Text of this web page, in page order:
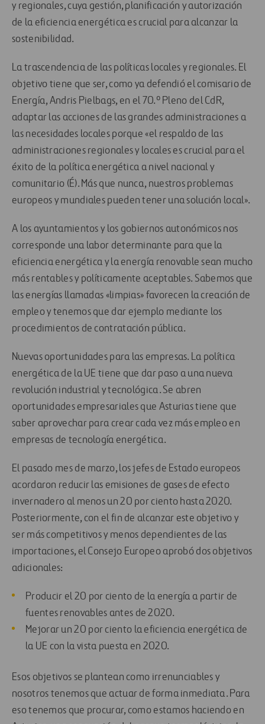
y regionales, cuya gestión, planificación y autorización
de la eficiencia energética es crucial para alcanzar la
sostenibilidad.
La trascendencia de las políticas locales y regionales. El
objetivo tiene que ser, como ya defendió el comisario de
Energía, Andris Pielbags, en el 70.º Pleno del CdR,
adaptar las acciones de las grandes administraciones a
las necesidades locales porque «el respaldo de las
administraciones regionales y locales es crucial para el
éxito de la política energética a nivel nacional y
comunitario (É). Más que nunca, nuestros problemas
europeos y mundiales pueden tener una solución local».
A los ayuntamientos y los gobiernos autonómicos nos
corresponde una labor determinante para que la
eficiencia energética y la energía renovable sean mucho
más rentables y políticamente aceptables. Sabemos que
las energías llamadas «limpias» favorecen la creación de
empleo y tenemos que dar ejemplo mediante los
procedimientos de contratación pública.
Nuevas oportunidades para las empresas. La política
energética de la UE tiene que dar paso a una nueva
revolución industrial y tecnológica. Se abren
oportunidades empresariales que Asturias tiene que
saber aprovechar para crear cada vez más empleo en
empresas de tecnología energética.
El pasado mes de marzo, los jefes de Estado europeos
acordaron reducir las emisiones de gases de efecto
invernadero al menos un 20 por ciento hasta 2020.
Posteriormente, con el fin de alcanzar este objetivo y
ser más competitivos y menos dependientes de las
importaciones, el Consejo Europeo aprobó dos objetivos
adicionales:
Producir el 20 por ciento de la energía a partir de
fuentes renovables antes de 2020.
Mejorar un 20 por ciento la eficiencia energética de
la UE con la vista puesta en 2020.
Esos objetivos se plantean como irrenunciables y
nosotros tenemos que actuar de forma inmediata. Para
eso tenemos que procurar, como estamos haciendo en